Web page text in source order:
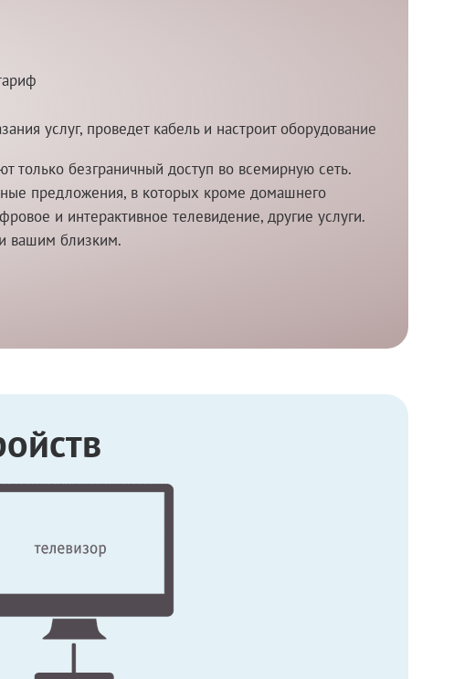
услуг, проведет кабель и настроит оборудование
только безграничный доступ во всемирную сеть.
предложения, в которых кроме домашнего
и интерактивное телевидение, другие услуги.
вашим близким.